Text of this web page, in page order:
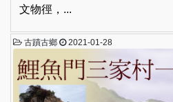
文物徑，...
古蹟古鄉 2021-01-28